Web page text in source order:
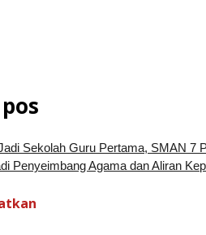
Sekolah Guru Pertama, SMAN 7
Penyeimbang Agama dan Aliran